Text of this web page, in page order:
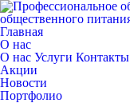
Главная
О нас
О нас Услуги Контакты
Акции
Новости
Портфолио